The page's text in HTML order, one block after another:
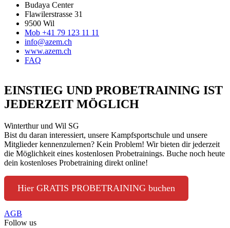
Budaya Center
Flawilerstrasse 31
9500 Wil
Mob +41 79 123 11 11
info@azem.ch
www.azem.ch
FAQ
EINSTIEG UND PROBETRAINING IST
JEDERZEIT MÖGLICH
Winterthur und Wil SG
Bist du daran interessiert, unsere Kampfsportschule und unsere
Mitglieder kennenzulernen? Kein Problem! Wir bieten dir jederzeit
die Möglichkeit eines kostenlosen Probetrainings. Buche noch heute
dein kostenloses Probetraining direkt online!
Hier GRATIS PROBETRAINING buchen
AGB
Follow us